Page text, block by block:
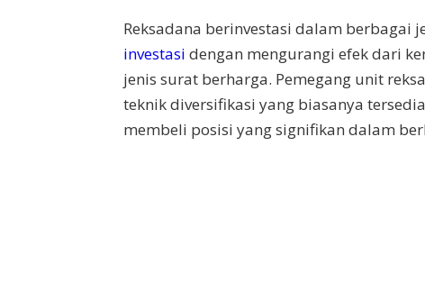
Reksadana berinvestasi dalam berbagai
investasi dengan mengurangi efek dari
jenis surat berharga. Pemegang unit
teknik diversifikasi yang biasanya
membeli posisi yang signifikan dalam